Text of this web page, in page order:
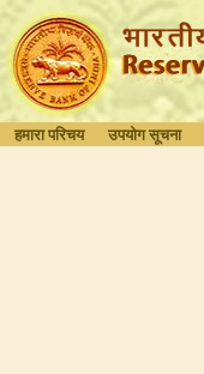
हमारा परिचय उपयोग सूचना